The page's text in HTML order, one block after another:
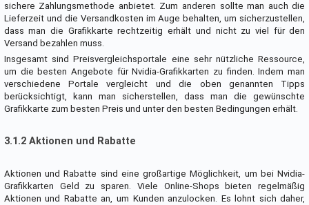
sichere Zahlungsmethode anbietet. Zum anderen sollte man auch die
Lieferzeit und die Versandkosten im Auge behalten, um sicherzustellen,
dass man die Grafikkarte rechtzeitig erhält und nicht zu viel für den
Versand bezahlen muss.
Insgesamt sind Preisvergleichsportale eine sehr nützliche Ressource,
um die besten Angebote für Nvidia-Grafikkarten zu finden. Indem man
verschiedene Portale vergleicht und die oben genannten Tipps
berücksichtigt, kann man sicherstellen, dass man die gewünschte
Grafikkarte zum besten Preis und unter den besten Bedingungen erhält.
3.1.2 Aktionen und Rabatte
Aktionen und Rabatte sind eine großartige Möglichkeit, um bei Nvidia-
Grafikkarten Geld zu sparen. Viele Online-Shops bieten regelmäßig
Aktionen und Rabatte an, um Kunden anzulocken. Es lohnt sich daher,